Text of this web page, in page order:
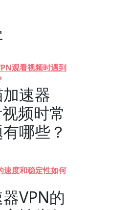
观看视频时遇到
速器
频时常
哪些？
速度和稳定性如何
VPN的